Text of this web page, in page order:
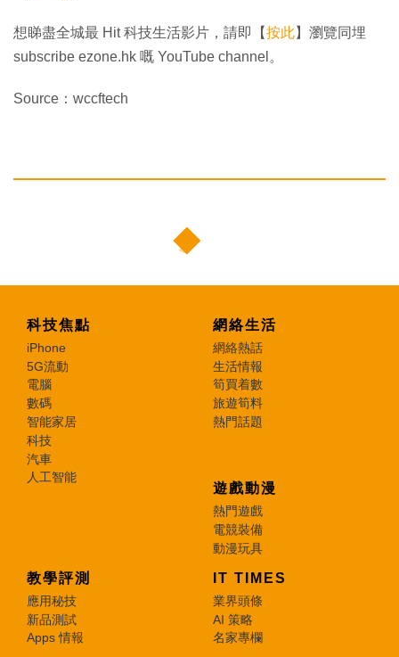
想睇盡全城最 Hit 科技生活影片，請即【按此】瀏覽同埋
subscribe ezone.hk 嘅 YouTube channel。
Source：wccftech
科技焦點
iPhone
5G流動
電腦
數碼
智能家居
科技
汽車
人工智能
網絡生活
網絡熱話
生活情報
筍買着數
旅遊筍料
熱門話題
遊戲動漫
熱門遊戲
電競裝備
動漫玩具
教學評測
應用秘技
新品測試
Apps 情報
IT TIMES
業界頭條
AI 策略
名家專欄